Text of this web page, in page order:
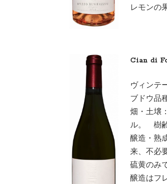
レモンの
Cian di
ヴィンテ
ブドウ
畑・土壌
ル。 樹
醸造・熟
来、不必
硫黄のみ
醸造はフ